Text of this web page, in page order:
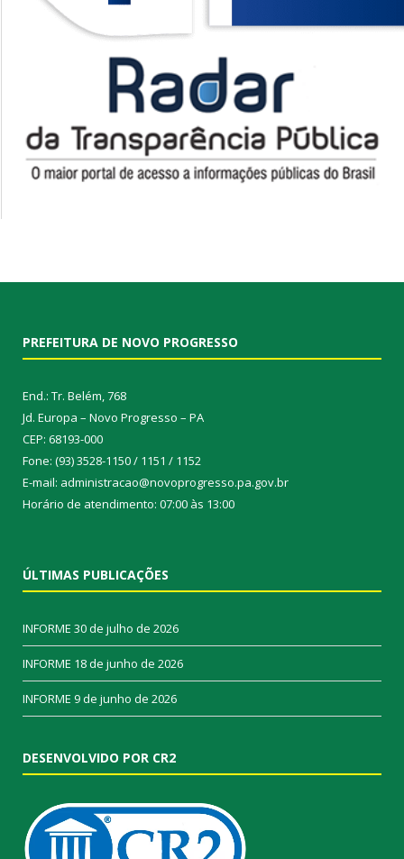
PREFEITURA DE NOVO PROGRESSO
End.: Tr. Belém, 768
Jd. Europa – Novo Progresso – PA
CEP: 68193-000
Fone: (93) 3528-1150 / 1151 / 1152
E-mail: administracao@novoprogresso.pa.gov.br
Horário de atendimento: 07:00 às 13:00
ÚLTIMAS PUBLICAÇÕES
INFORME 30 de julho de 2026
INFORME 18 de junho de 2026
INFORME 9 de junho de 2026
DESENVOLVIDO POR CR2